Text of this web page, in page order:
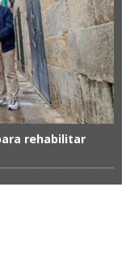
rehabilitar